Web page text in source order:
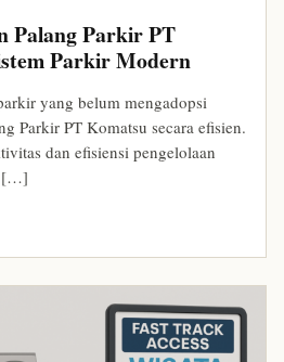
Palang Parkir PT
Parkir Modern
yang belum mengadopsi
Parkir PT Komatsu secara efisien.
dan efisiensi pengelolaan
[…]